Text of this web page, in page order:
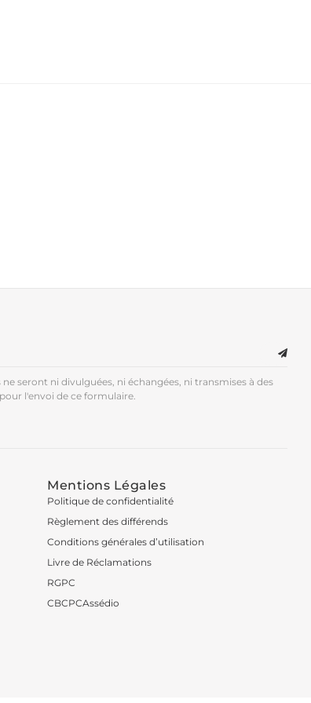
seront ni divulguées, ni échangées, ni transmises à des
l'envoi de ce formulaire.
Mentions Légales
Politique de confidentialité
Règlement des différends
Conditions générales d’utilisation
Livre de Réclamations
RGPC
CBCPCAssédio